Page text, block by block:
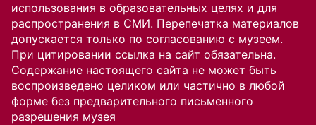
использования в образовательных целях и для
распространения в СМИ. Перепечатка материалов
допускается только по согласованию с музеем.
При цитировании ссылка на сайт обязательна.
Содержание настоящего сайта не может быть
воспроизведено целиком или частично в любой
форме без предварительного письменного
разрешения музея